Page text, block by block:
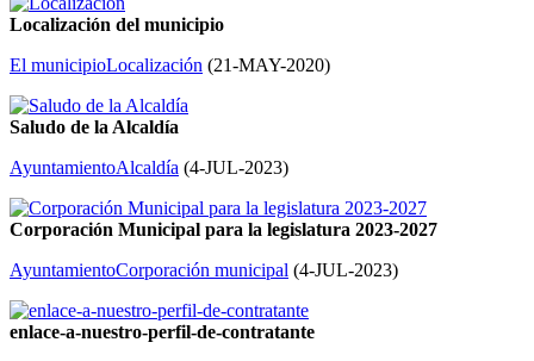
Localización del municipio
El municipioLocalización (21-MAY-2020)
Saludo de la Alcaldía
AyuntamientoAlcaldía (4-JUL-2023)
Corporación Municipal para la legislatura 2023-2027
AyuntamientoCorporación municipal (4-JUL-2023)
enlace-a-nuestro-perfil-de-contratante